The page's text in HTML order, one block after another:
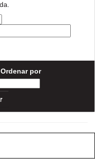
Ordenar por